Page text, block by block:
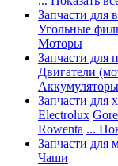
Запчасти для
Угольные
Моторы
Запчасти для
Двигатели
Аккумуляторы
Запчасти для
Electrolux
Rowenta ...
Запчасти для
Чаши